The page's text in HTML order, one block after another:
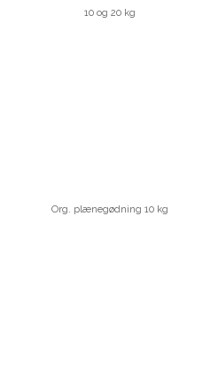
10 og 20 kg
Org. plænegødning 10 kg